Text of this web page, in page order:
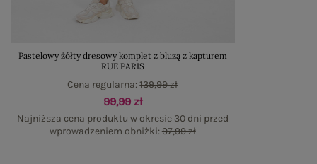
Pastelowy żółty dresowy komplet z bluzą z kapturem
RUE PARIS
99,99 zł
Najniższa cena produktu w okresie 30 dni przed
wprowadzeniem obniżki:97,99 zł
Cena regularna:139,99 zł